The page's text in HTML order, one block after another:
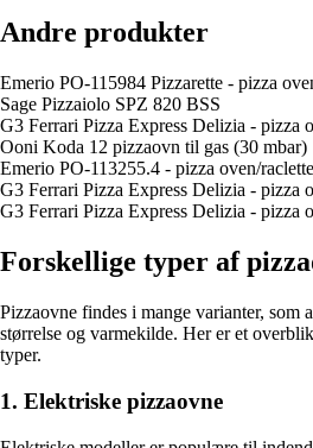
Andre produkter
Emerio PO-115984 Pizzarette - pizza
Sage Pizzaiolo SPZ 820 BSS
G3 Ferrari Pizza Express Delizia - pizza
Ooni Koda 12 pizzaovn til gas (30 mbar)
Emerio PO-113255.4 - pizza oven/
G3 Ferrari Pizza Express Delizia - pizza
G3 Ferrari Pizza Express Delizia - pizza
Forskellige typer af
Pizzaovne findes i mange varianter, som
størrelse og varmekilde. Her er et
typer.
1. Elektriske pizzaovne